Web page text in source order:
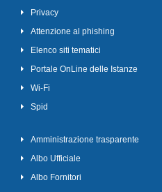
Privacy
Attenzione al phishing
Elenco siti tematici
Portale OnLine delle Istanze
Wi-Fi
Spid
Amministrazione trasparente
Albo Ufficiale
Albo Fornitori